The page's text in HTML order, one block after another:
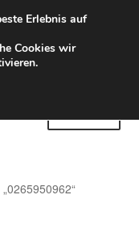
EUR
16 Uhr
Erlebnis auf
Cookies wir